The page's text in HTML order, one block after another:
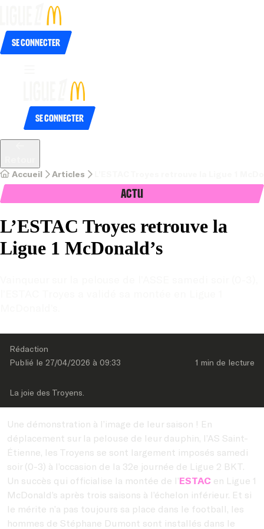
Se connecter
Se connecter
Accueil Articles
Actu
L’ESTAC Troyes retrouve la
Ligue 1 McDonald’s
Rédaction
Publié le 27/04/2026 à 09:33 1 min de lecture
La joie des Troyens.
Une démonstration à l’image de leur saison ! En
déplacement sur la pelouse de leur dauphin, l’AS Saint-
Étienne, les Troyens se sont largement imposés samedi
soir (0-3) à l’occasion de la 32e journée de Ligue 2 BKT.
Un succès qui officialise la montée de l’ESTAC en Ligue 1
McDonald’s après trois saisons à l’échelon inférieur. Et si
le mérite n’a pas toujours sa place dans le football, les
hommes de Stéphane Dumont sont installés dans le